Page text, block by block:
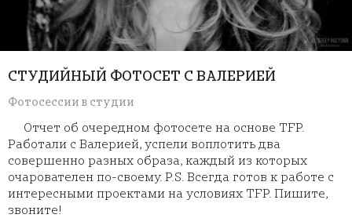
СТУДИЙНЫЙ ФОТОСЕТ С ВАЛЕРИЕЙ
Фотосессии в студии
Отчет об очередном фотосете на основе TFP.
Работали с Валерией, успели воплотить два
совершенно разных образа, каждый из которых
очарователен по-своему. P.S. Всегда готов к работе с
интересными проектами на условиях TFP. Пишите,
звоните!